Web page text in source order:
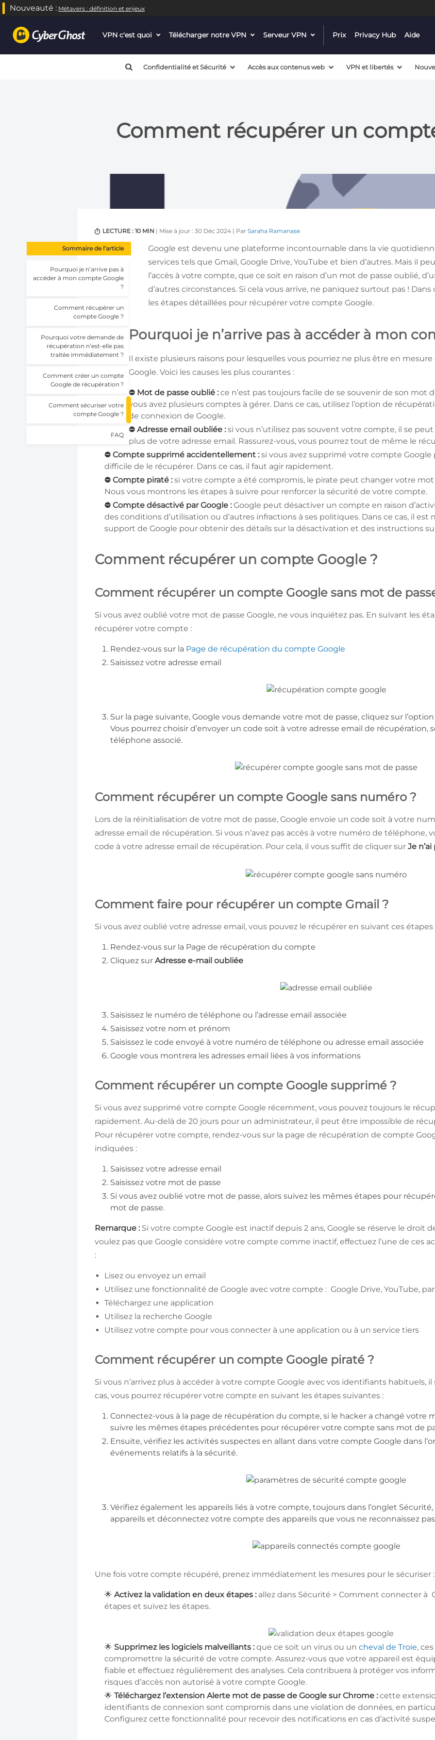
Nouveauté : Métavers : définition et enjeux
VPN c'est quoi
dropdown
Télécharger notre VPN dropdown
Serveur VPN dropdownPrix Privacy Hub Aide
Confidentialité et Sécurité Accès aux contenus web VPN et libertés
Comment récupérer un
LECTURE : 10 MIN | Mise à jour : 30 Déc 2024 | Par Saraha Ramanase
Sommaire de l’article
Pourquoi je n’arrive pas à
accéder à mon compte Google
?
Comment récupérer un
compte Google ?
Pourquoi votre demande de
récupération n’est-elle pas
traitée immédiatement ?
Comment créer un compte
Google de récupération ?
Comment sécuriser votre
compte Google ?
FAQ
Google est devenu une plateforme incontournable dans la vie
services tels que Gmail, Google Drive, YouTube et bien d’autres. Mais il
l’accès à votre compte, que ce soit en raison d’un mot de passe oublié,
d’autres circonstances. Si cela vous arrive, ne paniquez surtout pas !
les étapes détaillées pour récupérer votre compte Google.
Pourquoi je n’arrive pas à accéder à mon
Il existe plusieurs raisons pour lesquelles vous pourriez ne plus être en
Google. Voici les causes les plus courantes :
⛔ Mot de passe oublié : ce n’est pas toujours facile de se souvenir de son mot
vous avez plusieurs comptes à gérer. Dans ce cas, utilisez l’option de
de connexion de Google.
⛔ Adresse email oubliée : si vous n’utilisez pas souvent votre compte, il se
plus de votre adresse email. Rassurez-vous, vous pourrez tout de même le
⛔ Compte supprimé accidentellement : si vous avez supprimé votre compte
difficile de le récupérer. Dans ce cas, il faut agir rapidement.
⛔ Compte piraté : si votre compte a été compromis, le pirate peut changer votre
Nous vous montrons les étapes à suivre pour renforcer la sécurité de votre compte.
⛔ Compte désactivé par Google : Google peut désactiver un compte en raison
des conditions d’utilisation ou d’autres infractions à ses politiques. Dans ce cas, il est
support de Google pour obtenir des détails sur la désactivation et des instructions
Comment récupérer un compte Google ?
Comment récupérer un compte Google sans mot de
Si vous avez oublié votre mot de passe Google, ne vous inquiétez pas. En suivant les
récupérer votre compte :
Rendez-vous sur la Page de récupération du compte Google
Saisissez votre adresse email
Sur la page suivante, Google vous demande votre mot de passe, cliquez sur
Vous pourrez choisir d’envoyer un code soit à votre adresse email de récupération,
téléphone associé.
Comment récupérer un compte Google sans numéro ?
Lors de la réinitialisation de votre mot de passe, Google envoie un code soit à votre
adresse email de récupération. Si vous n’avez pas accès à votre numéro de téléphone,
code à votre adresse email de récupération. Pour cela, il vous suffit de cliquer sur Je
Comment faire pour récupérer un compte Gmail ?
Si vous avez oublié votre adresse email, vous pouvez le récupérer en suivant ces étapes
Rendez-vous sur la Page de récupération du compte
Cliquez sur Adresse e-mail oubliée
Saisissez le numéro de téléphone ou l’adresse email associée
Saisissez votre nom et prénom
Saisissez le code envoyé à votre numéro de téléphone ou adresse email associée
Google vous montrera les adresses email liées à vos informations
Comment récupérer un compte Google supprimé ?
Si vous avez supprimé votre compte Google récemment, vous pouvez toujours le
rapidement. Au-delà de 20 jours pour un administrateur, il peut être impossible de
Pour récupérer votre compte, rendez-vous sur la page de récupération de compte
indiquées :
Saisissez votre adresse email
Saisissez votre mot de passe
Si vous avez oublié votre mot de passe, alors suivez les mêmes étapes pour
mot de passe.
Remarque : Si votre compte Google est inactif depuis 2 ans, Google se réserve le droit
voulez pas que Google considère votre compte comme inactif, effectuez l’une de ces
:
Lisez ou envoyez un email
Utilisez une fonctionnalité de Google avec votre compte : Google Drive, YouTube,
Téléchargez une application
Utilisez la recherche Google
Utilisez votre compte pour vous connecter à une application ou à un service tiers
Comment récupérer un compte Google piraté ?
Si vous n’arrivez plus à accéder à votre compte Google avec vos identifiants habituels,
cas, vous pourrez récupérer votre compte en suivant les étapes suivantes :
Connectez-vous à la page de récupération du compte, si le hacker a changé votre
suivre les mêmes étapes précédentes pour récupérer votre compte sans mot de
Ensuite, vérifiez les activités suspectes en allant dans votre compte Google dans
événements relatifs à la sécurité.
Vérifiez également les appareils liés à votre compte, toujours dans l’onglet
appareils et déconnectez votre compte des appareils que vous ne reconnaissez
Une fois votre compte récupéré, prenez immédiatement les mesures pour le sécuriser :
🌟 Activez la validation en deux étapes : allez dans Sécurité > Comment connecter à
étapes et suivez les étapes.
🌟 Supprimez les logiciels malveillants : que ce soit un virus ou un cheval de Troie,
compromettre la sécurité de votre compte. Assurez-vous que votre appareil est
fiable et effectuez régulièrement des analyses. Cela contribuera à protéger vos
risques d’accès non autorisé à votre compte Google.
🌟 Téléchargez l’extension Alerte mot de passe de Google sur Chrome : cette
identifiants de connexion sont compromis dans une violation de données, en
Configurez cette fonctionnalité pour recevoir des notifications en cas d’activité